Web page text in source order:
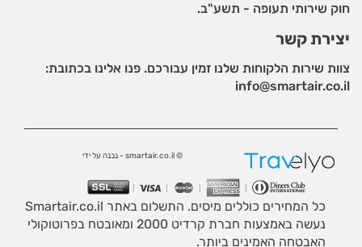
חוק שירותי תעופה - תשע"ב.
יצירת קשר
צוות שירות הלקוחות שלנו זמין עבורכם. פנו אלינו בכתובת:
info@smartair.co.il
© smartair.co.il - נבנה על ידי
כל המחירים כוללים מיסים. התשלום באתר Smartair.co.il
נעשה באמצעות חברת קרדיט 2000 ומאובטח בפרוטוקולי
האבטחה האמינים ביותר.